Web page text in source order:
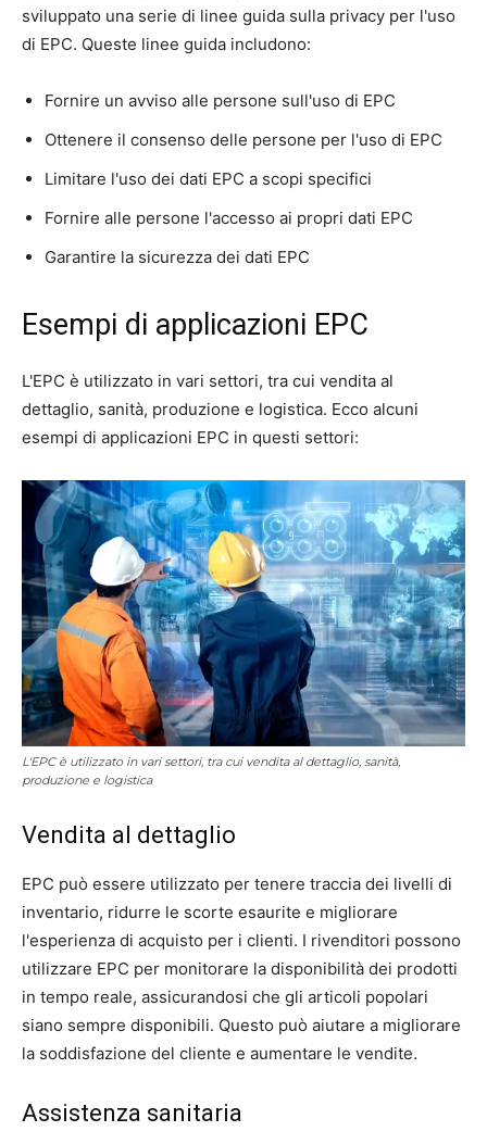
sviluppato una serie di linee guida sulla privacy per l'uso
di EPC. Queste linee guida includono:
Fornire un avviso alle persone sull'uso di EPC
Ottenere il consenso delle persone per l'uso di EPC
Limitare l'uso dei dati EPC a scopi specifici
Fornire alle persone l'accesso ai propri dati EPC
Garantire la sicurezza dei dati EPC
Esempi di applicazioni EPC
L'EPC è utilizzato in vari settori, tra cui vendita al
dettaglio, sanità, produzione e logistica. Ecco alcuni
esempi di applicazioni EPC in questi settori:
L'EPC è utilizzato in vari settori, tra cui vendita al dettaglio, sanità,
produzione e logistica
Vendita al dettaglio
EPC può essere utilizzato per tenere traccia dei livelli di
inventario, ridurre le scorte esaurite e migliorare
l'esperienza di acquisto per i clienti. I rivenditori possono
utilizzare EPC per monitorare la disponibilità dei prodotti
in tempo reale, assicurandosi che gli articoli popolari
siano sempre disponibili. Questo può aiutare a migliorare
la soddisfazione del cliente e aumentare le vendite.
Assistenza sanitaria